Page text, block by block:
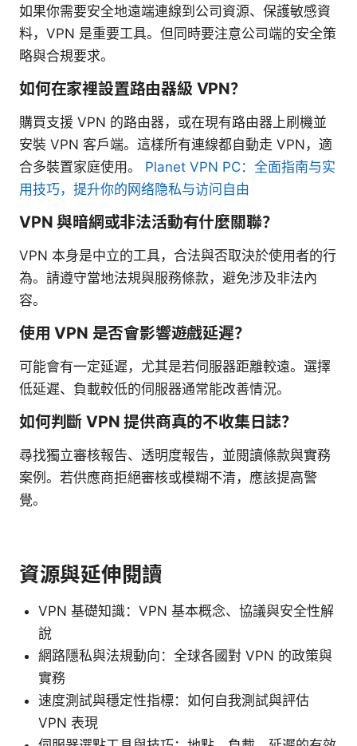
如果你需要安全地遠端連線到公司資源、保護敏感資
料，VPN 是重要工具。但同時要注意公司端的安全策
略與合規要求。
如何在家裡設置路由器級 VPN？
購買支援 VPN 的路由器，或在現有路由器上刷機並
安裝 VPN 客戶端。這樣所有連線都自動走 VPN，適
合多裝置家庭使用。 Planet VPN PC：全面指南与实
用技巧，提升你的网络隐私与访问自由
VPN 與暗網或非法活動有什麼關聯？
VPN 本身是中立的工具，合法與否取決於使用者的行
為。請遵守當地法規與服務條款，避免涉及非法內
容。
使用 VPN 是否會影響遊戲延遲？
可能會有一定延遲，尤其是若伺服器距離較遠。選擇
低延遲、負載較低的伺服器通常能改善情況。
如何判斷 VPN 提供商真的不收集日誌？
尋找獨立審核報告、透明度報告，並閱讀條款與實務
案例。若供應商拒絕審核或模糊不清，應該提高警
覺。
資源與延伸閱讀
VPN 基礎知識：VPN 基本概念、協議與安全性解
說
網路隱私與法規動向：全球各國對 VPN 的政策與
實務
速度測試與穩定性指標：如何自我測試與評估
VPN 表現